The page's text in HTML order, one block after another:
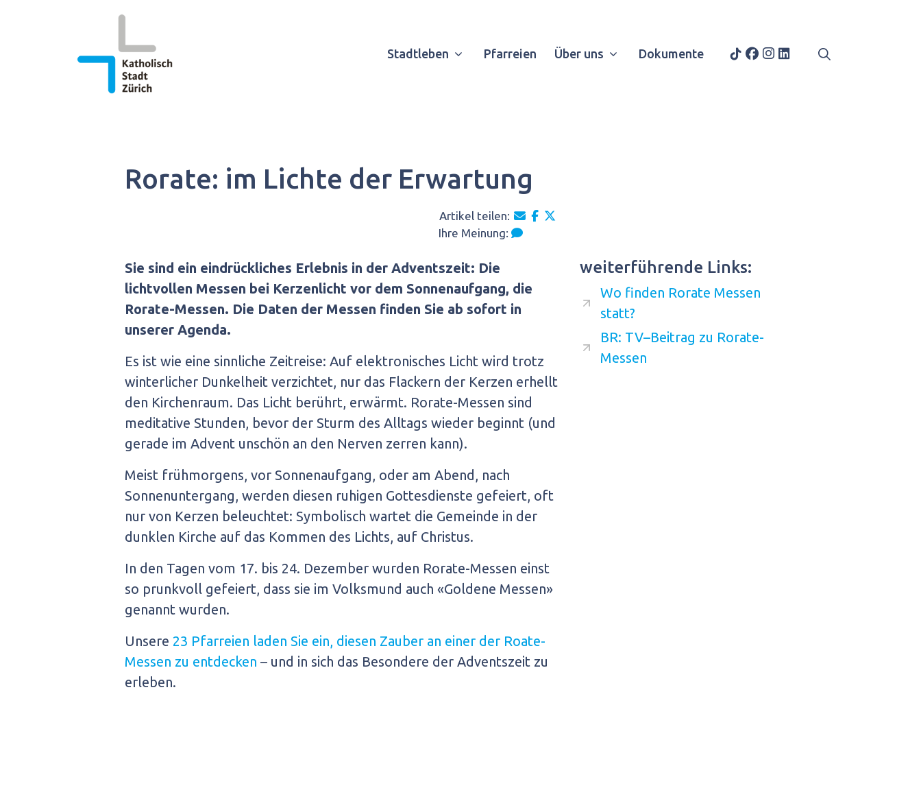
Stadtleben Pfarreien Über uns Dokumente
Rorate: im Lichte der Erwartung
Artikel teilen:
Ihre Meinung:
Sie sind ein eindrückliches Erlebnis in der Adventszeit: Die
lichtvollen Messen bei Kerzenlicht vor dem Sonnenaufgang, die
Rorate-Messen. Die Daten der Messen finden Sie ab sofort in
unserer Agenda.
Es ist wie eine sinnliche Zeitreise: Auf elektronisches Licht wird trotz
winterlicher Dunkelheit verzichtet, nur das Flackern der Kerzen erhellt
den Kirchenraum. Das Licht berührt, erwärmt. Rorate-Messen sind
meditative Stunden, bevor der Sturm des Alltags wieder beginnt (und
gerade im Advent unschön an den Nerven zerren kann).
Meist frühmorgens, vor Sonnenaufgang, oder am Abend, nach
Sonnenuntergang, werden diesen ruhigen Gottesdienste gefeiert, oft
nur von Kerzen beleuchtet: Symbolisch wartet die Gemeinde in der
dunklen Kirche auf das Kommen des Lichts, auf Christus.
In den Tagen vom 17. bis 24. Dezember wurden Rorate-Messen einst
so prunkvoll gefeiert, dass sie im Volksmund auch «Goldene Messen»
genannt wurden.
Unsere 23 Pfarreien laden Sie ein, diesen Zauber an einer der Roate-
Messen zu entdecken – und in sich das Besondere der Adventszeit zu
erleben.
weiterführende Links:
Wo finden Rorate Messen
statt?
BR: TV–Beitrag zu Rorate-
Messen